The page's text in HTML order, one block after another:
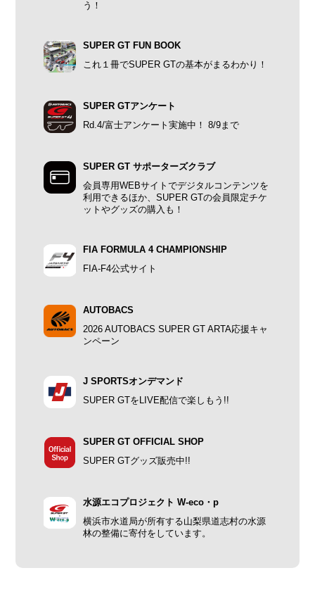
う！
SUPER GT FUN BOOK
これ１冊でSUPER GTの基本がまるわかり！
SUPER GTアンケート
Rd.4/富士アンケート実施中！ 8/9まで
SUPER GT サポーターズクラブ
会員専用WEBサイトでデジタルコンテンツを
利用できるほか、SUPER GTの会員限定チケ
ットやグッズの購入も！
FIA FORMULA 4 CHAMPIONSHIP
FIA-F4公式サイト
AUTOBACS
2026 AUTOBACS SUPER GT ARTA応援キャ
ンペーン
J SPORTSオンデマンド
SUPER GTをLIVE配信で楽しもう!!
SUPER GT OFFICIAL SHOP
SUPER GTグッズ販売中!!
水源エコプロジェクト W-eco・p
横浜市水道局が所有する山梨県道志村の水源
林の整備に寄付をしています。